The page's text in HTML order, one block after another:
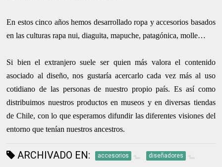
En estos cinco años hemos desarrollado ropa y accesorios basados
en las culturas rapa nui, diaguita, mapuche, patagónica, molle…
Si bien el extranjero suele ser quien más valora el contenido
asociado al diseño, nos gustaría acercarlo cada vez más al uso
cotidiano de las personas de nuestro propio país. Es así como
distribuimos nuestros productos en museos y en diversas tiendas
de Chile, con lo que esperamos difundir las diferentes visiones del
entorno que tenían nuestros ancestros.
ARCHIVADO EN: accesorios diseñadores